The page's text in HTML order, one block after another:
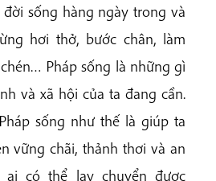
sống hàng ngày trong và
hơi thở, bước chân, làm
Pháp sống là những gì
và xã hội của ta đang cần.
sống như thế là giúp ta
vững chãi, thảnh thơi và an
ai có thể lay chuyển được